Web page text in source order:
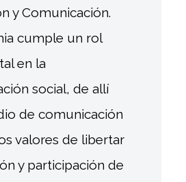
y Comunicación.
cumple un rol
en la
social, de allí
de comunicación
valores de libertar
y participación de